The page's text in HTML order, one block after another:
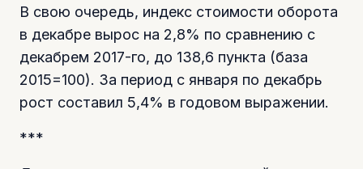
В свою очередь, индекс стоимости оборота
в декабре вырос на 2,8% по сравнению с
декабрем 2017-го, до 138,6 пункта (база
2015=100). За период с января по декабрь
рост составил 5,4% в годовом выражении.
***